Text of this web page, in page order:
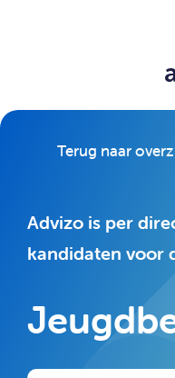
Terug naar
Advizo is per
kandidaten voor